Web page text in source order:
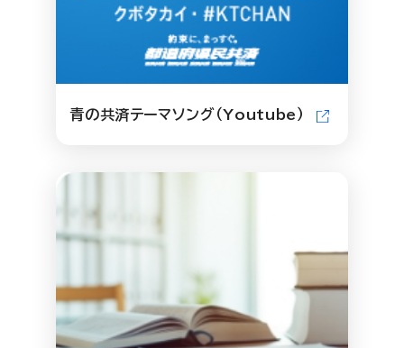
青の共済テーマソング（Youtube）